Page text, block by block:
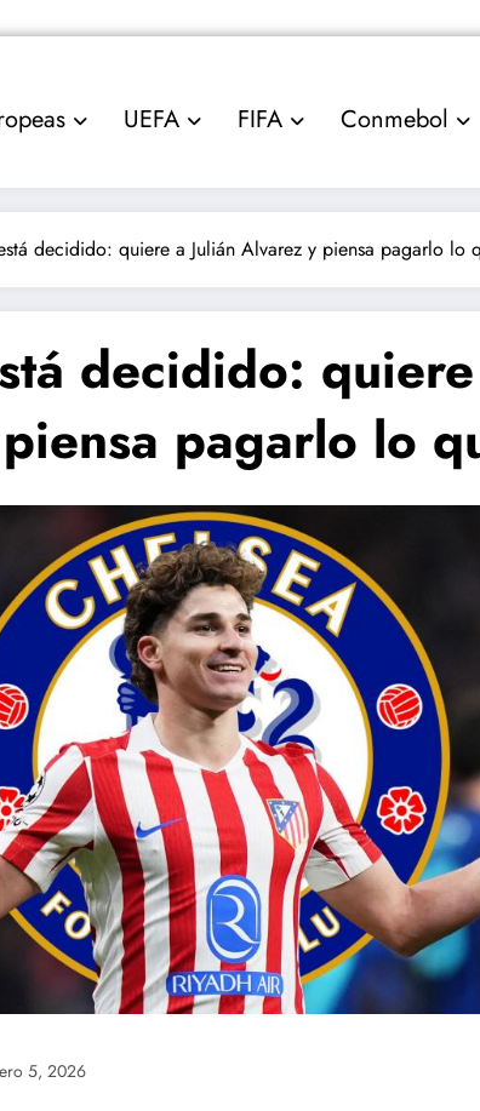
UEFA FIFA Conmebol
decidido: quiere a Julián Alvarez y piensa pagarlo lo
decidido:
pagarlo lo
5, 2026